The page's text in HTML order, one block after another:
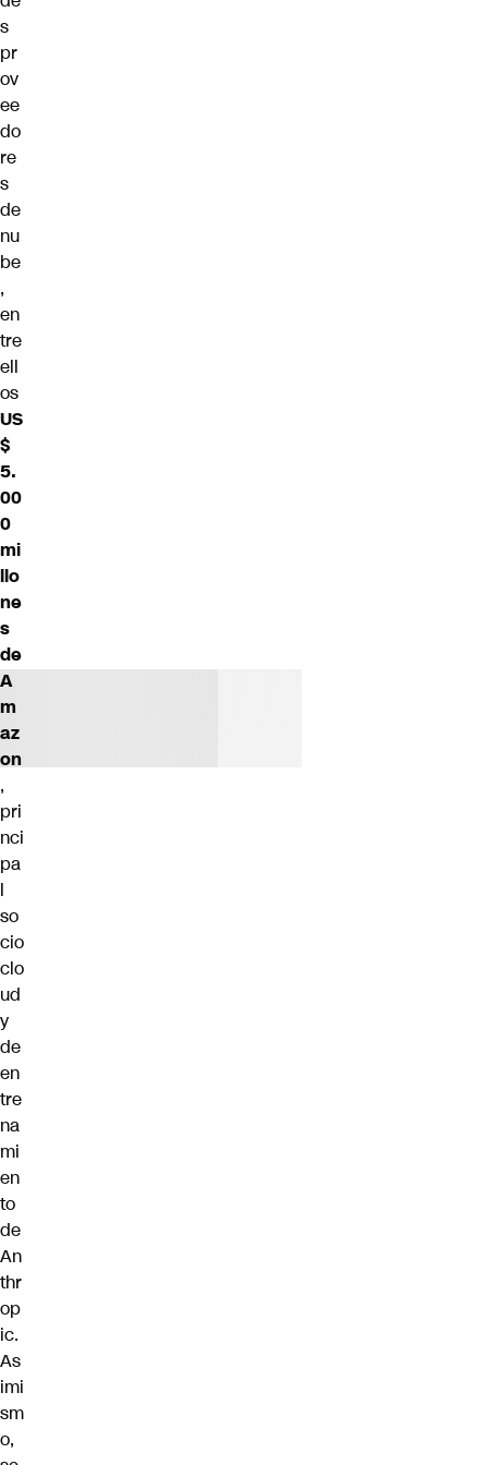
s
pr
ov
ee
do
re
s
de
nu
be
,
en
tre
ell
os
US
$
5.
00
0
mi
llo
ne
s
de
A
m
az
on
,
pri
nci
pa
l
so
cio
clo
ud
y
de
en
tre
na
mi
en
to
de
An
thr
op
ic.
As
imi
sm
o,